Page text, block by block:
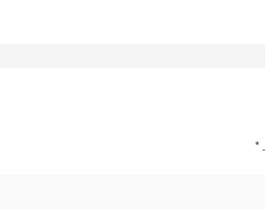
*